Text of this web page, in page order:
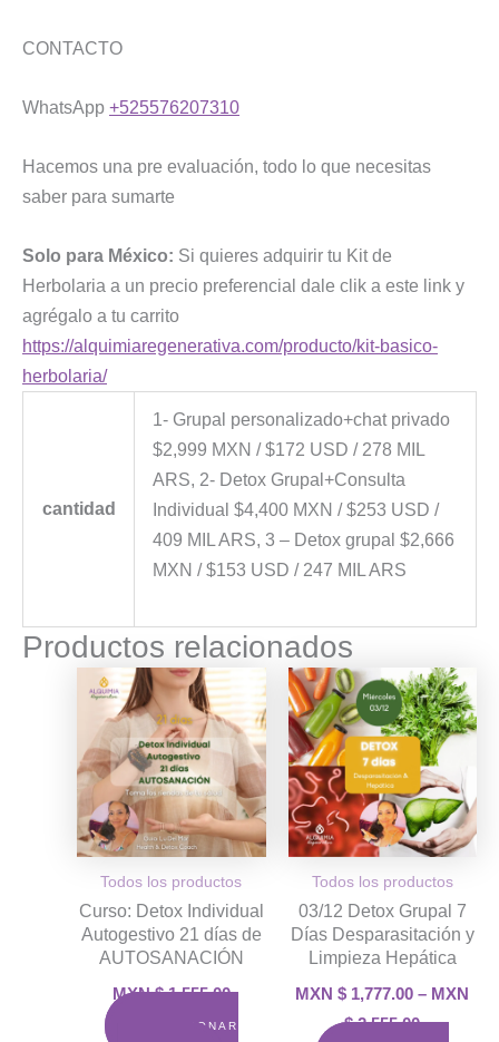
CONTACTO
WhatsApp +525576207310
Hacemos una pre evaluación, todo lo que necesitas
saber para sumarte
Solo para México: Si quieres adquirir tu Kit de
Herbolaria a un precio preferencial dale clik a este link y
agrégalo a tu carrito
https://alquimiaregenerativa.com/producto/kit-basico-
herbolaria/
cantidad
1- Grupal personalizado+chat privado
$2,999 MXN / $172 USD / 278 MIL
ARS, 2- Detox Grupal+Consulta
Individual $4,400 MXN / $253 USD /
409 MIL ARS, 3 – Detox grupal $2,666
MXN / $153 USD / 247 MIL ARS
Productos relacionados
Todos los productos
Curso: Detox Individual
Autogestivo 21 días de
AUTOSANACIÓN
MXN $1,555.00
SELECCIONAR
Todos los productos
03/12 Detox Grupal 7
Días Desparasitación y
Limpieza Hepática
MXN $ 1,777.00 – MXN
$2,555.00
Rango
de
precios:
MXN
$ 1,777.00
a
MXN
$ 2,555.00
Este
tiene
Las
se
pueden
elegir